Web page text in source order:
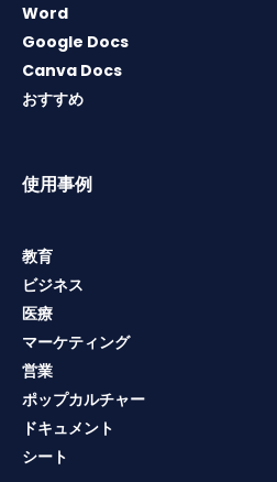
Word
Google Docs
Canva Docs
おすすめ
使用事例
教育
ビジネス
医療
マーケティング
営業
ポップカルチャー
ドキュメント
シート